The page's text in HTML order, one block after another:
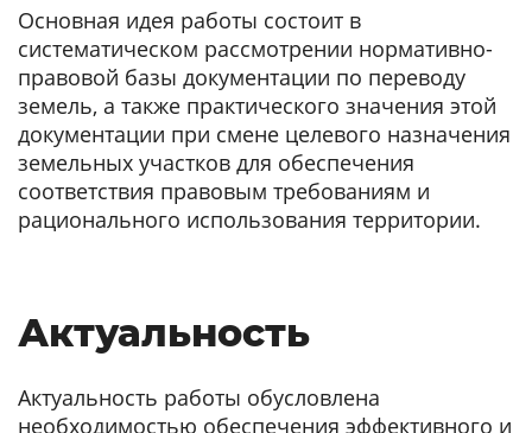
Основная идея работы состоит в
систематическом рассмотрении нормативно-
правовой базы документации по переводу
земель, а также практического значения этой
документации при смене целевого назначения
земельных участков для обеспечения
соответствия правовым требованиям и
рационального использования территории.
Актуальность
Актуальность работы обусловлена
необходимостью обеспечения эффективного и